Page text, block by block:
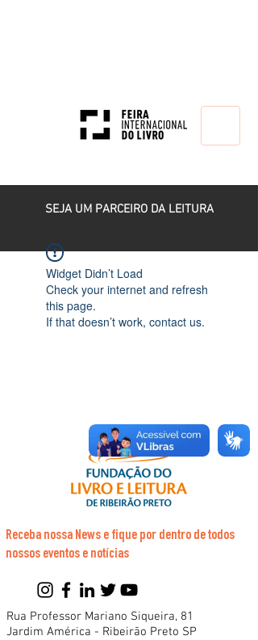
SEJA UM PARCEIRO DA LEITURA
Widget Didn’t Load
Check your internet and refresh
this page.
If that doesn’t work, contact us.
Receba nossa News e fique por dentro de todos
nossos eventos e notícias
Rua Professor Mariano Siqueira, 81
Jardim América - Ribeirão Preto SP